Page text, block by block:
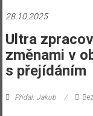
28.10.2025
Ultra
změnami v
s přejídáním
Přidal: Jakub